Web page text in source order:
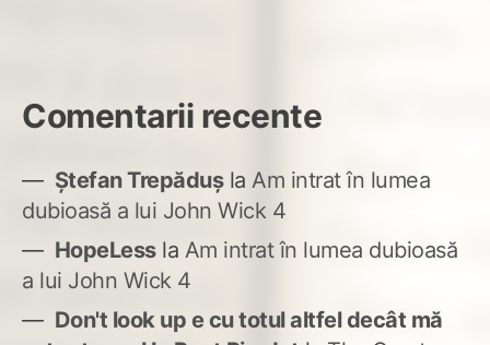
Comentarii recente
Ștefan Trepădușla Am intrat în lumea
dubioasă a lui John Wick 4
HopeLessla Am intrat în lumea dubioasă
a lui John Wick 4
Don't look up e cu totul altfel decât mă